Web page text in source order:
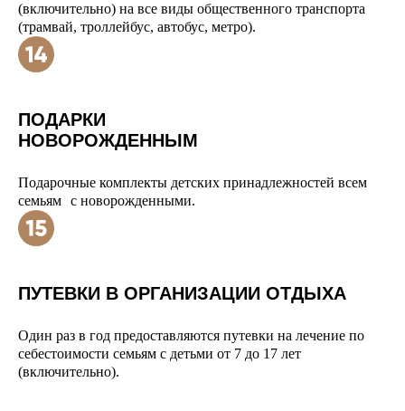
(включительно) на все виды общественного транспорта
(трамвай, троллейбус, автобус, метро).
ПОДАРКИ
НОВОРОЖДЕННЫМ
Подарочные комплекты детских принадлежностей всем
семьям с новорожденными.
ПУТЕВКИ В ОРГАНИЗАЦИИ ОТДЫХА
Один раз в год предоставляются путевки на лечение по
себестоимости семьям с детьми от 7 до 17 лет
(включительно).